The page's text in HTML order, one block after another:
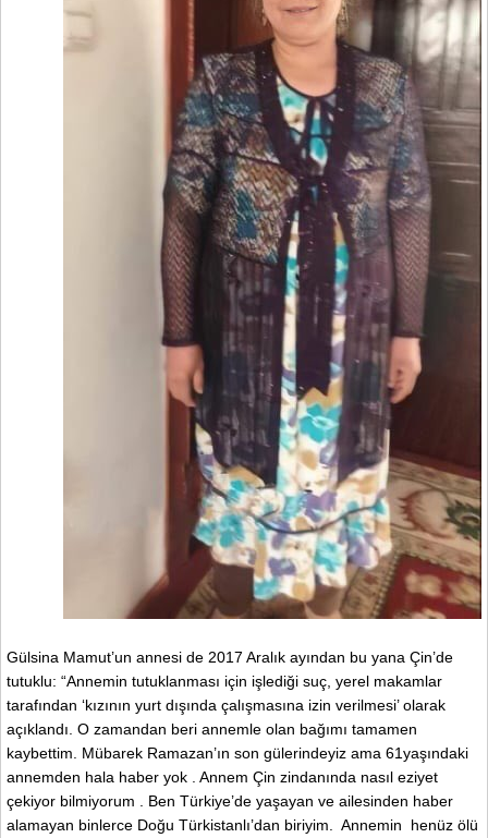
Gülsina Mamut’un annesi de 2017 Aralık ayından bu yana Çin’de
tutuklu: “Annemin tutuklanması için işlediği suç, yerel makamlar
tarafından ‘kızının yurt dışında çalışmasına izin verilmesi’ olarak
açıklandı. O zamandan beri annemle olan bağımı tamamen
kaybettim. Mübarek Ramazan’ın son gülerindeyiz ama 61yaşındaki
annemden hala haber yok . Annem Çin zindanında nasıl eziyet
çekiyor bilmiyorum . Ben Türkiye’de yaşayan ve ailesinden haber
alamayan binlerce Doğu Türkistanlı’dan biriyim. Annemin henüz ölü